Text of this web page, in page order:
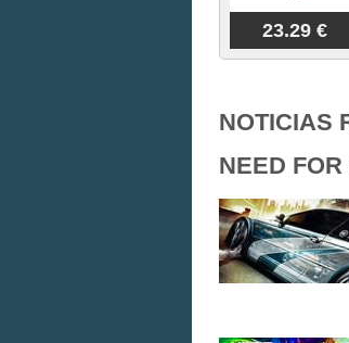
23.29 €
NOTICIAS
NEED